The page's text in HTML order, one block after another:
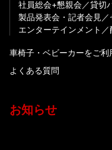
社員総会+懇親会
貸切
製品発表会・記者会見
エンターテインメント
車椅子・ベビーカーをご利
よくある質問
お知らせ